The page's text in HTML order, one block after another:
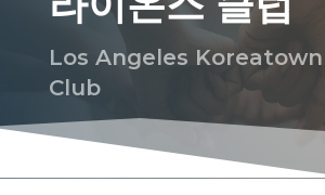
Los Angeles
Club